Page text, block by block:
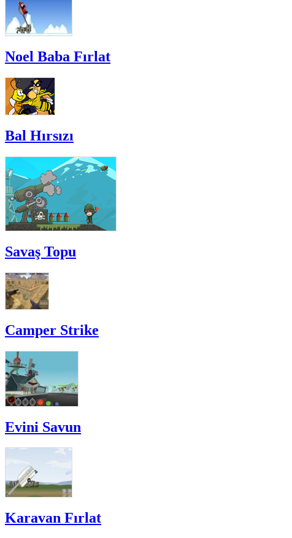
Noel Baba Fırlat
Bal Hırsızı
Savaş Topu
Camper Strike
Evini Savun
Karavan Fırlat